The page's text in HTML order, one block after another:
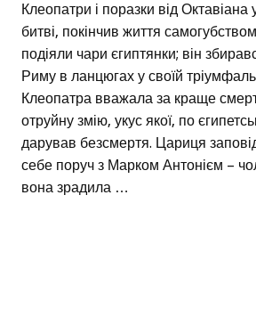
Клеопатри і поразки від Октавіана
битві, покінчив життя
подіяли чари єгиптянки; він
Риму в ланцюгах у своїй
Клеопатра вважала за краще
отруйну змію, укус якої, по
дарував безсмертя. Цариця
себе поруч з Марком Антонієм –
вона зрадила …